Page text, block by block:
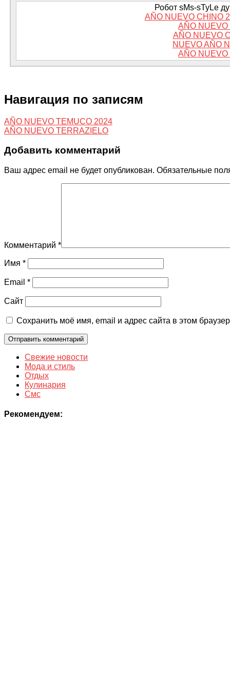
Робот sMs-sTyLe
AÑO NUEVO CHINO
AÑO
AÑO NUEVO
NUEVO AÑO
AÑO
Навигация по записям
AÑO NUEVO TEMUCO 2024
AÑO NUEVO TERRAZIELO
Добавить комментарий
Ваш адрес email не будет опубликован. Обязательные
Комментарий *
Имя *
Email *
Сайт
Сохранить моё имя, email и адрес сайта в этом
Свежие новости
Мода и стиль
Отдых
Кулинария
Смс
Рекомендуем: